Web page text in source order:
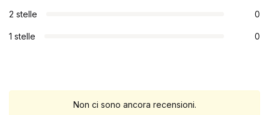
2 stelle 0
1 stelle 0
Non ci sono ancora recensioni.